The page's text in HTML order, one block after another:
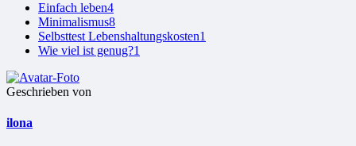
Einfach leben4
Minimalismus8
Selbsttest Lebenshaltungskosten1
Wie viel ist genug?1
Geschrieben von
ilona